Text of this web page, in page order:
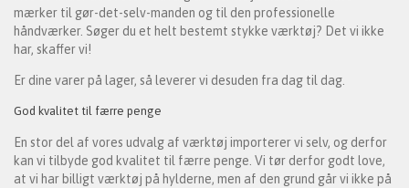
mærker til gør-det-selv-manden og til den professionelle
håndværker. Søger du et helt bestemt stykke værktøj? Det vi ikke
har, skaffer vi!
Er dine varer på lager, så leverer vi desuden fra dag til dag.
God kvalitet til færre penge
En stor del af vores udvalg af værktøj importerer vi selv, og derfor
kan vi tilbyde god kvalitet til færre penge. Vi tør derfor godt love,
at vi har billigt værktøj på hylderne, men af den grund går vi ikke på